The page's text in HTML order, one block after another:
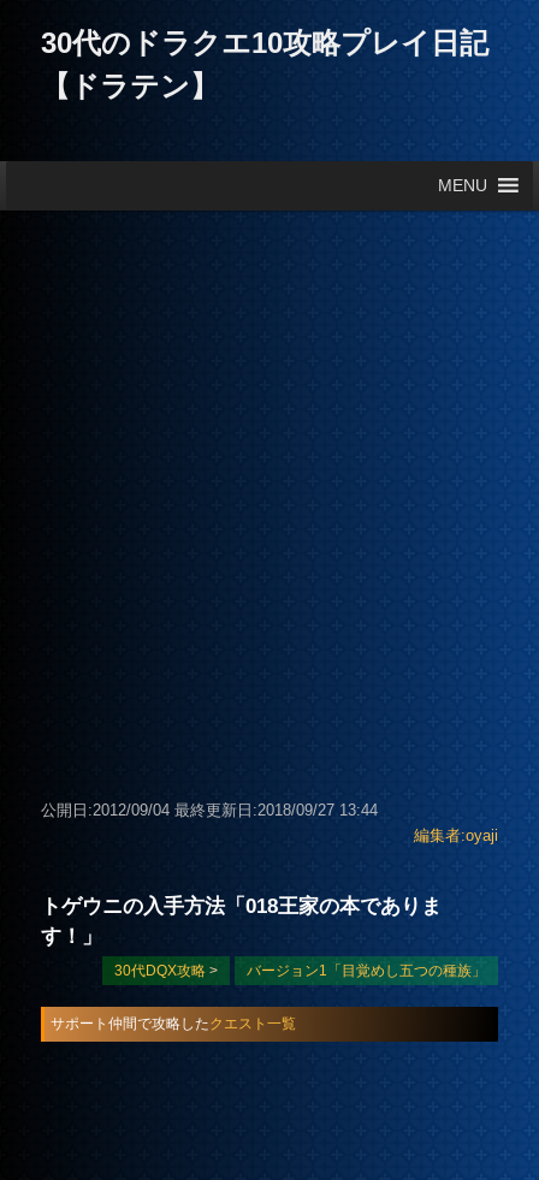
30代のドラクエ10攻略プレイ日記
【ドラテン】
MENU
公開日:2012/09/04 最終更新日:2018/09/27 13:44
編集者:oyaji
トゲウニの入手方法「018王家の本でありま
す！」
30代DQX攻略> バージョン1「目覚めし五つの種族」
サポート仲間で攻略したクエスト一覧